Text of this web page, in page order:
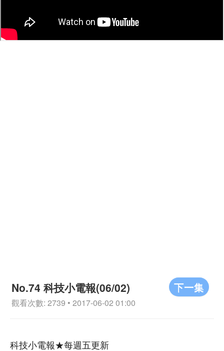
下一集
No.74 科技小電報(06/02)
觀看次數: 2739 • 2017-06-02 01:00
科技小電報★每週五更新